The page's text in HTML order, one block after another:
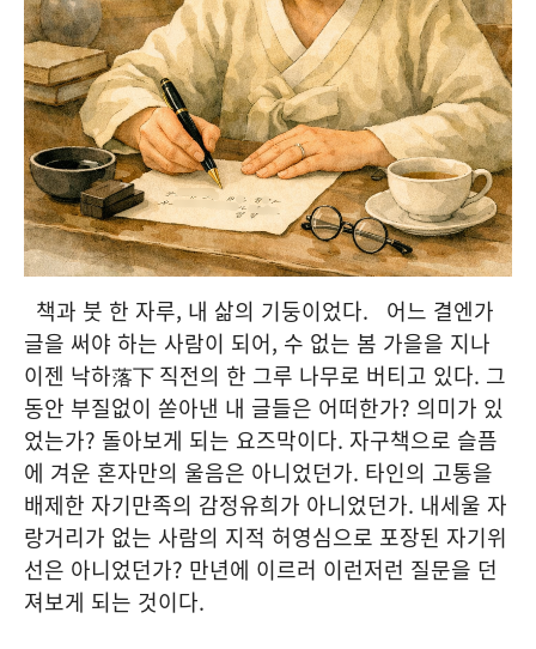
책과 붓 한 자루, 내 삶의 기둥이었다. 어느 결엔가
글을 써야 하는 사람이 되어, 수 없는 봄 가을을 지나
이젠 낙하落下 직전의 한 그루 나무로 버티고 있다. 그
동안 부질없이 쏟아낸 내 글들은 어떠한가? 의미가 있
었는가? 돌아보게 되는 요즈막이다. 자구책으로 슬픔
에 겨운 혼자만의 울음은 아니었던가. 타인의 고통을
배제한 자기만족의 감정유희가 아니었던가. 내세울 자
랑거리가 없는 사람의 지적 허영심으로 포장된 자기위
선은 아니었던가? 만년에 이르러 이런저런 질문을 던
져보게 되는 것이다.